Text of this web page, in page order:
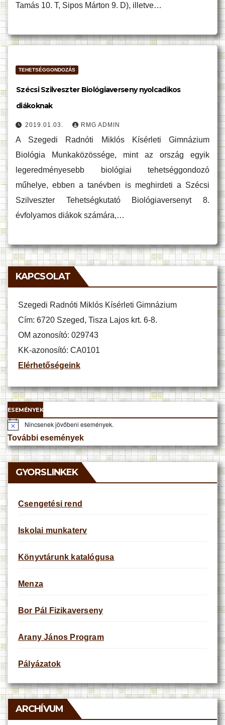
Tamás 10. T, Sipos Márton 9. D), illetve…
TEHETSÉGGONDOZÁS
Szécsi Szilveszter Biológiaverseny nyolcadikos
diákoknak
2019.01.03. RMG ADMIN
A Szegedi Radnóti Miklós Kísérleti Gimnázium
Biológia Munkaközössége, mint az ország egyik
legeredményesebb biológiai tehetséggondozó
műhelye, ebben a tanévben is meghirdeti a Szécsi
Szilveszter Tehetségkutató Biológiaversenyt 8.
évfolyamos diákok számára,…
KAPCSOLAT
Szegedi Radnóti Miklós Kísérleti Gimnázium
Cím: 6720 Szeged, Tisza Lajos krt. 6-8.
OM azonosító: 029743
KK-azonosító: CA0101
Elérhetőségeink
ESEMÉNYEK
N
o
t
i
c
e
Nincsenek jövőbeni események.
További események
GYORSLINKEK
Csengetési rend
Iskolai munkaterv
Könyvtárunk katalógusa
Menza
Bor Pál Fizikaverseny
Arany János Program
Pályázatok
ARCHÍVUM